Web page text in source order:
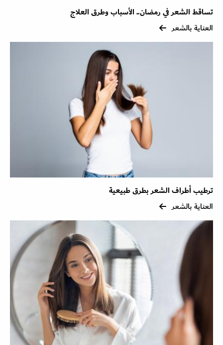
تساقط الشعر في رمضان.. الأسباب وطرق العلاج
العناية بالشعر
ترطيب أطراف الشعر بطرق طبيعية
العناية بالشعر